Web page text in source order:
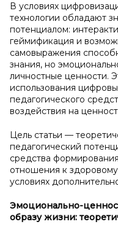
В условиях
технологии обладают
потенциалом:
геймификация и
самовыражения
знания, но
личностные ценности.
использования
педагогического
воздействия на
Цель статьи —
педагогический
средства
отношения к
условиях
Эмоционально-
образу жизни: